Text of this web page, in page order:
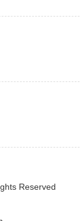
Reserved